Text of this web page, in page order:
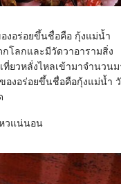
งอร่อยขึ้นชื่อคือ กุ้งแม่น้ำ
กโลกและมีวัดวาอารามสิ่ง
ยวหลั่งไหลเข้ามาจำนวน
องอร่อยขึ้นชื่อคือกุ้งแม่น้ำ
หวแน่นอน